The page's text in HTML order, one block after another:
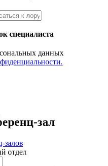
специалиста
данных
зал
залов
отдел